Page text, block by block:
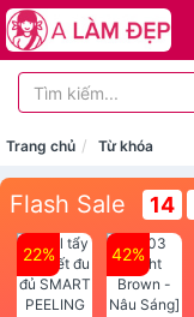
Trang chủ Từ khóa
Flash Sale 14
22% 42%